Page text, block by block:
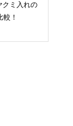
クミ入れの
！